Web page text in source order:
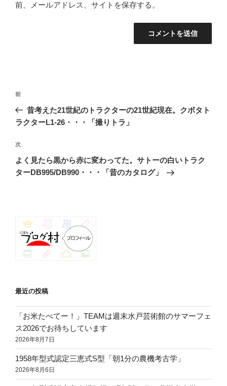
前、メールアドレス、サイトを保存する。
投
ナ
ゲ
ー
シ
前
の
投
前
昔考えた21世紀のトラクターの21世紀現在。クボタト
ラクターL1-26・・・「撮りトラ」
次
の
投
次
よく見たら黒から赤に変わってた。サトーの白いトラク
ターDB995/DB990・・・「昔のカタログ」
最近の投稿
「お米たべてー！」TEAMは週末水戸芸術館のサマーフェ
ス2026でお待ちしています
2026年8月7日
1958年型式認定三恵式S型「朝1分の農機考古学」
2026年8月6日